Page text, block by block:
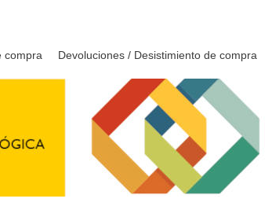
compra Devoluciones / Desistimiento de compra